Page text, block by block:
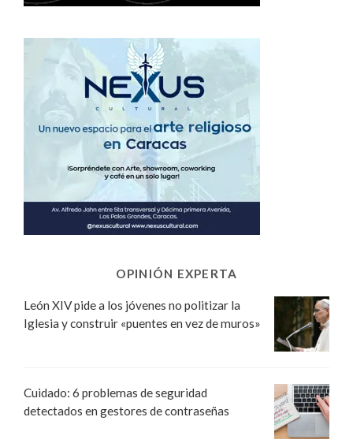
OPINIÓN EXPERTA
León XIV pide a los jóvenes no politizar la
Iglesia y construir «puentes en vez de muros»
Cuidado: 6 problemas de seguridad
detectados en gestores de contraseñas